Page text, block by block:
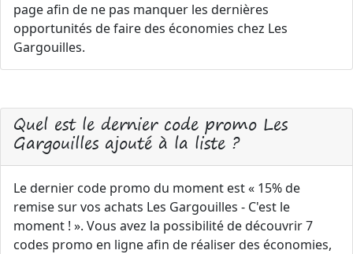
page afin de ne pas manquer les dernières
opportunités de faire des économies chez Les
Gargouilles.
Quel est le dernier code promo Les
Gargouilles ajouté à la liste ?
Le dernier code promo du moment est « 15% de
remise sur vos achats Les Gargouilles - C'est le
moment ! ». Vous avez la possibilité de découvrir 7
codes promo en ligne afin de réaliser des économies,